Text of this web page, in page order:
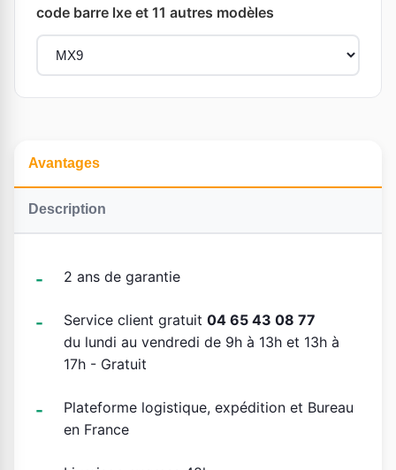
code barre lxe et 11 autres modèles
Avantages
Description
2 ans de garantie
Service client gratuit 04 65 43 08 77
du lundi au vendredi de 9h à 13h et 13h à
17h - Gratuit
Plateforme logistique, expédition et Bureau
en France